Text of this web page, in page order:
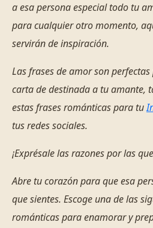
a esa persona especial todo tu
para cualquier otro momento,
servirán de inspiración.
Las frases de amor son
carta de destinada a tu amante,
estas frases románticas para tu
tus redes sociales.
¡Exprésale las razones por las
Abre tu corazón para que esa
que sientes. Escoge una de las
románticas para enamorar y